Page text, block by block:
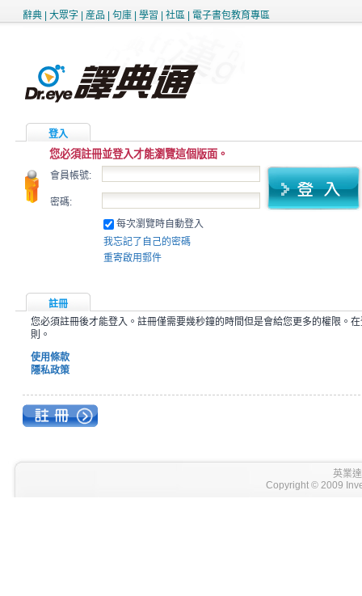
辭典 大眾字 産品 句庫 學習 社區 電子書包教育專區
登入
您必須註冊並登入才能瀏覽這個版面。
會員帳號:
密碼:
每次瀏覽時自動登入
我忘記了自己的密碼
重寄啟用郵件
註冊
您必須註冊後才能登入。註冊僅需要幾秒鐘的時間但是會給您更多的權限。
則。
使用條款
隱私政策
英業
Copyright © 2009